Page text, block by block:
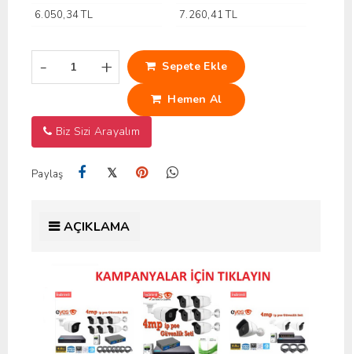
6.050,34 TL
7.260,41 TL
- + Sepete Ekle
Hemen Al
Biz Sizi Arayalım
Paylaş 𝕏
AÇIKLAMA